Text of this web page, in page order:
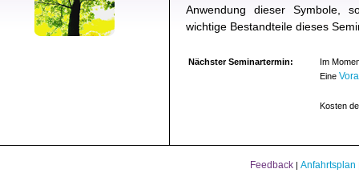
Anwendung dieser Symbole,
wichtige Bestandteile dieses
Nächster Seminartermin:
Im
Eine
Kosten
Feedback | Anfahrtsplan